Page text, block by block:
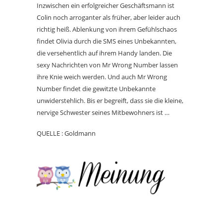
Inzwischen ein erfolgreicher Geschäftsmann ist
Colin noch arroganter als früher, aber leider auch
richtig heiß. Ablenkung von ihrem Gefühlschaos
findet Olivia durch die SMS eines Unbekannten,
die versehentlich auf ihrem Handy landen. Die
sexy Nachrichten von Mr Wrong Number lassen
ihre Knie weich werden. Und auch Mr Wrong
Number findet die gewitzte Unbekannte
unwiderstehlich. Bis er begreift, dass sie die kleine,
nervige Schwester seines Mitbewohners ist …
QUELLE : Goldmann